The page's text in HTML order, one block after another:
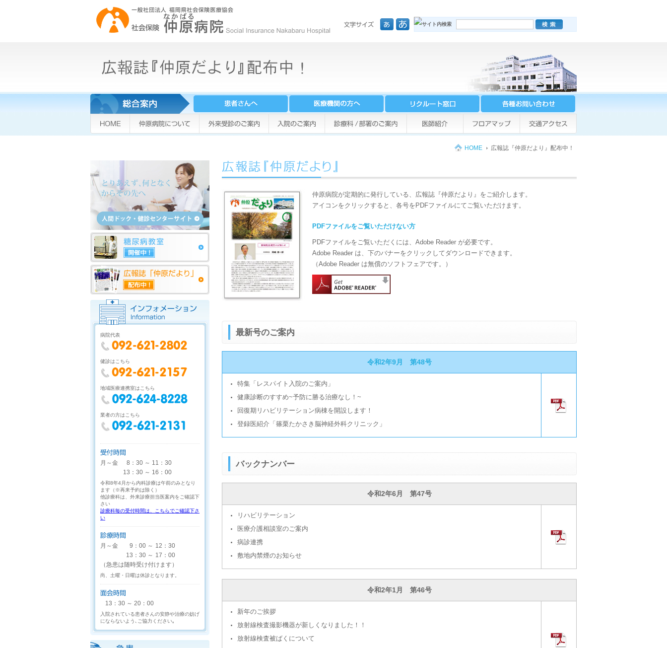
HOME 広報誌『仲原だより』配布中！
仲原病院が定期的に発行している、広報誌『仲原だより』をご紹介します。
アイコンをクリックすると、各号をPDFファイルにてご覧いただけます。
PDFファイルをご覧いただけない方
PDFファイルをご覧いただくには、Adobe Reader が必要です。
Adobe Reader は、下のバナーをクリックしてダウンロードできます。
（Adobe Reader は無償のソフトフェアです。）
最新号のご案内
令和2年9月 第48号
特集「レスパイト入院のご案内」
健康診断のすすめ~予防に勝る治療なし！~
回復期リハビリテーション病棟を開設します！
登録医紹介「篠栗たかさき脳神経外科クリニック」
バックナンバー
令和2年6月 第47号
リハビリテーション
医療介護相談室のご案内
病診連携
敷地内禁煙のお知らせ
令和2年1月 第46号
新年のご挨拶
放射線検査撮影機器が新しくなりました！！
放射線検査被ばくについて
病院代表
健診はこちら
地域医療連携室はこちら
業者の方はこちら
月～金 8：30 ～ 11：30
13：30 ～ 16：00
令和8年4月から内科診療は午前のみとなり
ます（※再来予約は除く）
他診療科は、外来診療担当医案内をご確認下
さい
診療科毎の受付時間は、こちらでご確認下さ
い
月～金 9：00 ～ 12：30
13：30 ～ 17：00
（急患は随時受け付けます）
尚、土曜・日曜は休診となります。
13：30 ～ 20：00
入院されている患者さんの安静や治療の妨げ
にならないよう､ご協力ください｡